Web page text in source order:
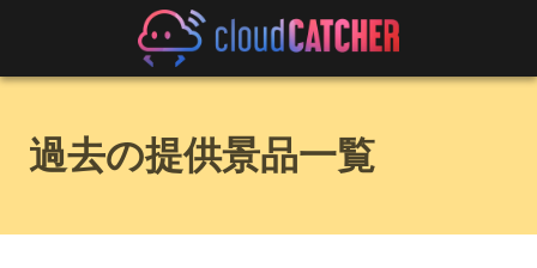
過去の提供景品一覧